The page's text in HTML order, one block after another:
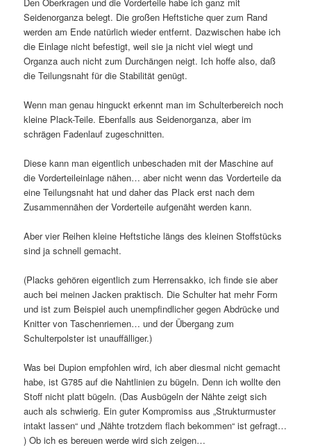
Seidenorganza belegt. Die großen Heftstiche quer zum Rand
werden am Ende natürlich wieder entfernt. Dazwischen habe ich
die Einlage nicht befestigt, weil sie ja nicht viel wiegt und
Organza auch nicht zum Durchängen neigt. Ich hoffe also, daß
die Teilungsnaht für die Stabilität genügt.
Wenn man genau hinguckt erkennt man im Schulterbereich noch
kleine Plack-Teile. Ebenfalls aus Seidenorganza, aber im
schrägen Fadenlauf zugeschnitten.
Diese kann man eigentlich unbeschaden mit der Maschine auf
die Vorderteileinlage nähen… aber nicht wenn das Vorderteile da
eine Teilungsnaht hat und daher das Plack erst nach dem
Zusammennähen der Vorderteile aufgenäht werden kann.
Aber vier Reihen kleine Heftstiche längs des kleinen Stoffstücks
sind ja schnell gemacht.
(Placks gehören eigentlich zum Herrensakko, ich finde sie aber
auch bei meinen Jacken praktisch. Die Schulter hat mehr Form
und ist zum Beispiel auch unempfindlicher gegen Abdrücke und
Knitter von Taschenriemen… und der Übergang zum
Schulterpolster ist unauffälliger.)
Was bei Dupion empfohlen wird, ich aber diesmal nicht gemacht
habe, ist G785 auf die Nahtlinien zu bügeln. Denn ich wollte den
Stoff nicht platt bügeln. (Das Ausbügeln der Nähte zeigt sich
auch als schwierig. Ein guter Kompromiss aus „Strukturmuster
intakt lassen“ und „Nähte trotzdem flach bekommen“ ist gefragt…
) Ob ich es bereuen werde wird sich zeigen…